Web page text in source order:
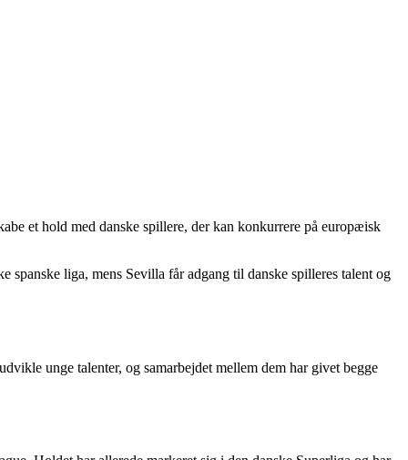
et hold med danske spillere, der kan konkurrere på europæisk
liga, mens Sevilla får adgang til danske spilleres talent og
unge talenter, og samarbejdet mellem dem har givet begge